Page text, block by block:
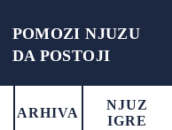
POMOZI NJUZU
DA POSTOJI
ARHIVA
NJUZ
IGRE